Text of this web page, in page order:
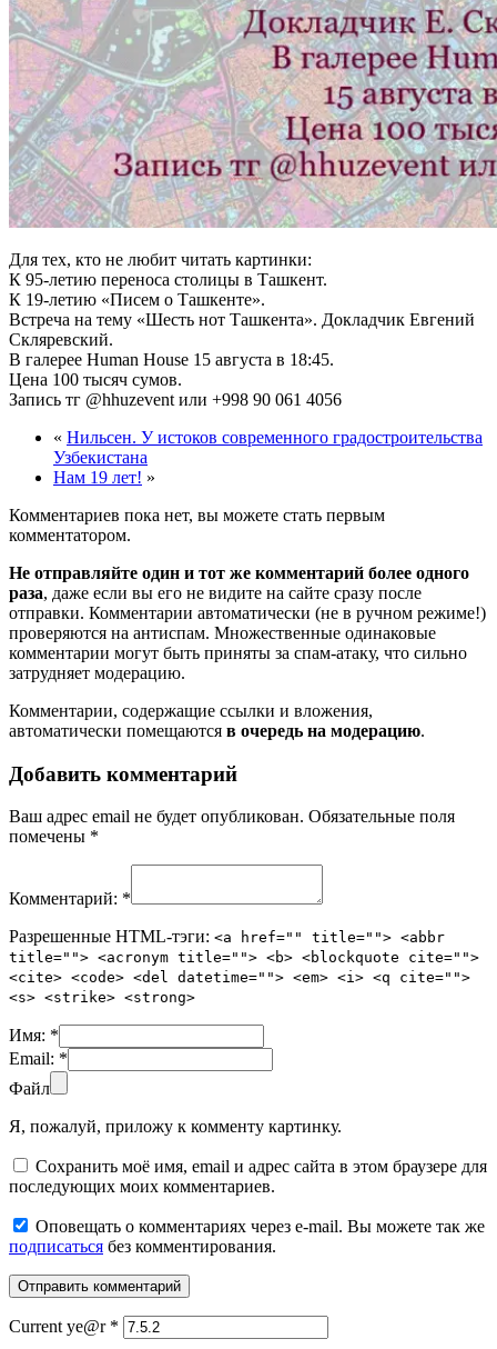
Для тех, кто не любит читать картинки:
К 95-летию переноса столицы в Ташкент.
К 19-летию «Писем о Ташкенте».
Встреча на тему «Шесть нот Ташкента». Докладчик Евгений
Скляревский.
В галерее Human House 15 августа в 18:45.
Цена 100 тысяч сумов.
Запись тг @hhuzevent или +998 90 061 4056
« Нильсен. У истоков современного градостроительства
Узбекистана
Нам 19 лет! »
Комментариев пока нет, вы можете стать первым
комментатором.
Не отправляйте один и тот же комментарий более одного
раза, даже если вы его не видите на сайте сразу после
отправки. Комментарии автоматически (не в ручном режиме!)
проверяются на антиспам. Множественные одинаковые
комментарии могут быть приняты за спам-атаку, что сильно
затрудняет модерацию.
Комментарии, содержащие ссылки и вложения,
автоматически помещаются в очередь на модерацию.
Добавить комментарий
Ваш адрес email не будет опубликован. Обязательные поля
помечены *
Комментарий: *
Разрешенные HTML-тэги: <a href="" title=""> <abbr
title=""> <acronym title=""> <b> <blockquote cite="">
<cite> <code> <del datetime=""> <em> <i> <q cite="">
<s> <strike> <strong>
Имя: *
Email: *
Файл
Я, пожалуй, приложу к комменту картинку.
Сохранить моё имя, email и адрес сайта в этом браузере для
последующих моих комментариев.
Оповещать о комментариях через e-mail. Вы можете так же
подписаться без комментирования.
Current ye@r *